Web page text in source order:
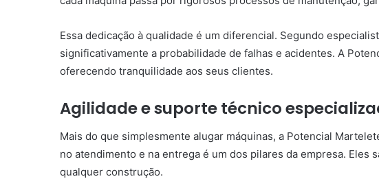
Essa dedicação à qualidade é um diferencial. Segundo
significativamente a probabilidade de falhas e acidentes. A
oferecendo tranquilidade aos seus clientes.
Agilidade e suporte técnico
Mais do que simplesmente alugar máquinas, a Potencial
no atendimento e na entrega é um dos pilares da empresa. Eles
qualquer construção.